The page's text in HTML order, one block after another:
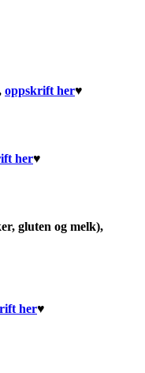
oppskrift her♥︎
her♥︎
gluten og melk),
her♥︎